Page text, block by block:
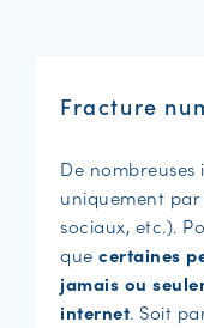
Fracture
De
uniquement par
sociaux, etc.).
que certaines
jamais ou
internet. Soit